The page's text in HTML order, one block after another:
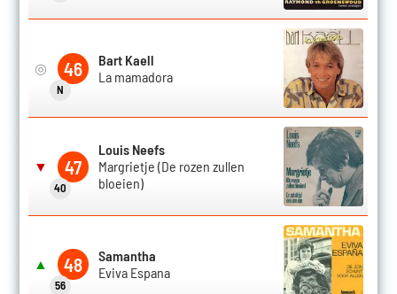
◎ 46
N
Bart Kaell
La mamadora
▼ 47
40
Louis Neefs
Margrietje (De rozen zullen
bloeien)
▲ 48
56
Samantha
Eviva Espana